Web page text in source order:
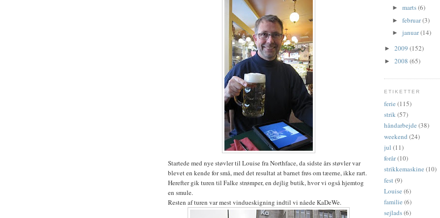
Startede med nye støvler til Louise fra Northface, da sidste års støvler var
blevet en kende for små, med det resultat at barnet frøs om tæerne, ikke rart.
Herefter gik turen til Falke strømper, en dejlig butik, hvor vi også hjemtog
en smule.
Resten af turen var mest vindueskigning indtil vi nåede KaDeWe.
► marts(6)
► februar(3)
► januar(14)
► 2009 (152)
► 2008 (65)
ETIKETTER
ferie (115)
strik(57)
håndarbejde (38)
weekend (24)
jul (11)
forår(10)
strikkemaskine (10)
fest(9)
Louise (6)
familie (6)
sejlads(6)